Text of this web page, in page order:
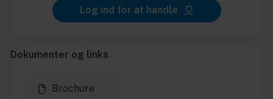
Log ind for at handle
Dokumenter og links
Brochure